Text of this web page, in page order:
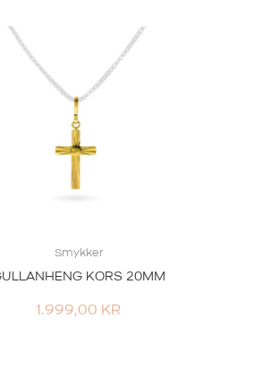
Smykker
KORS 20MM
1.999,00 KR